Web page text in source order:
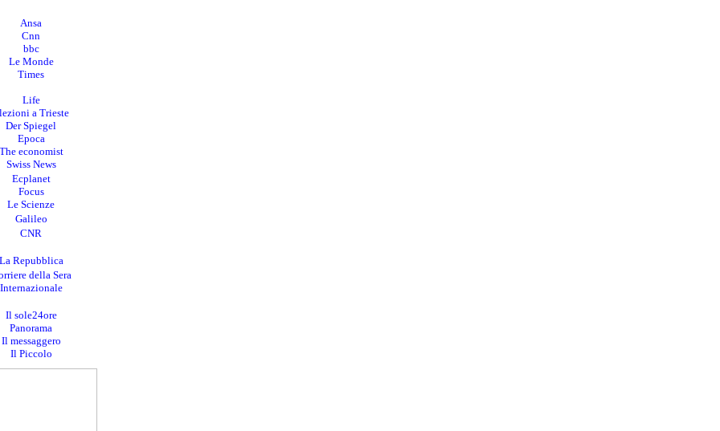
Ansa
Cnn
bbc
Le Monde
Times
Life
a Trieste
Der Spiegel
Epoca
economist
Swiss News
Ecplanet
Focus
Le Scienze
Galileo
CNR
Repubblica
della Sera
Internazionale
Il sole24ore
Panorama
Il messaggero
Il Piccolo